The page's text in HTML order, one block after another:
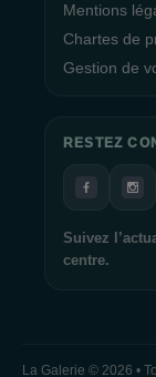
Mentions
Chartes de
Gestion de
RESTEZ
Suivez
centre.
La Galerie © 2026 •